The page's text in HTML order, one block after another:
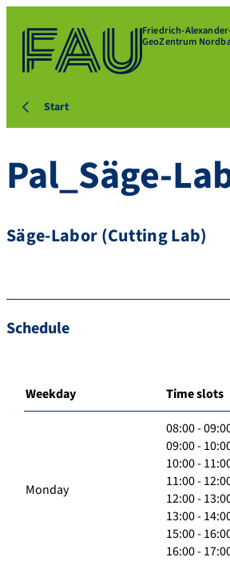
Friedrich-
GeoZentrum
Start
Pal_Säge-
Säge-Labor (Cutting Lab)
Schedule
Weekday Time slots
Monday
08:00 -
09:00 -
10:00 -
11:00 -
12:00 -
13:00 -
15:00 -
16:00 -